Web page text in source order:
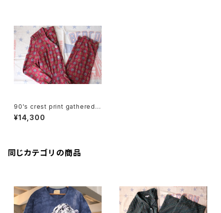
90's crest print gathered s
houlder Jumpsuit
¥14,300
同じカテゴリの商品